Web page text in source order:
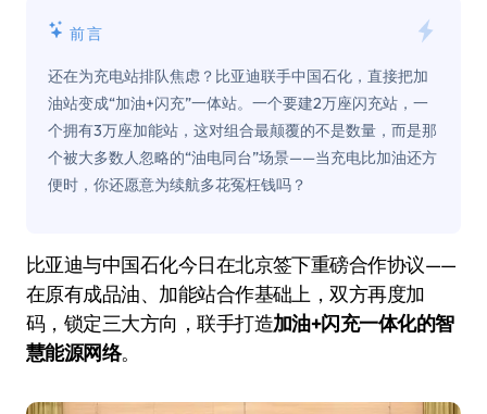
前言
还在为充电站排队焦虑？比亚迪联手中国石化，直接把加
油站变成“加油+闪充”一体站。一个要建2万座闪充站，一
个拥有3万座加能站，这对组合最颠覆的不是数量，而是那
个被大多数人忽略的“油电同台”场景——当充电比加油还方
便时，你还愿意为续航多花冤枉钱吗？
比亚迪与中国石化今日在北京签下重磅合作协议——
在原有成品油、加能站合作基础上，双方再度加
码，锁定三大方向，联手打造加油+闪充一体化的智
慧能源网络。